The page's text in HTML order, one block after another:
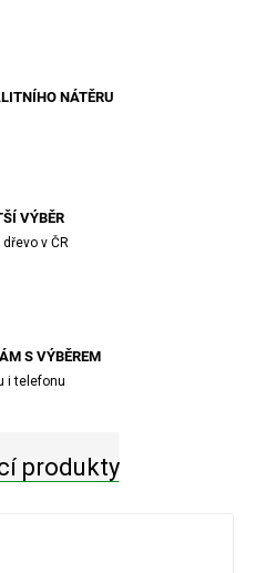
NÁTĚRU
VÝBĚR
dřevo v ČR
S VÝBĚREM
i telefonu
produkty